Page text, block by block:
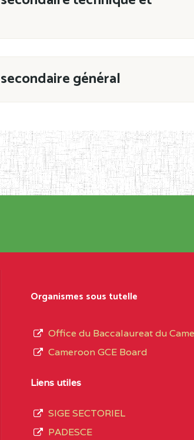
général
CAB du 21 mars 2011 portant
Secondaire et Normal
immatriculés et inscrits au
à la connaissance du grand public.
et Arrondissement ; suivent les
et d’ouverture, le nom du
sous-système, le type d’enseignement
Généralau terme des opérations
Organismes sous tutelle
Office du Baccalaureat du
Cameroon GCE Board
Liens utiles
SIGE SECTORIEL
PADESCE